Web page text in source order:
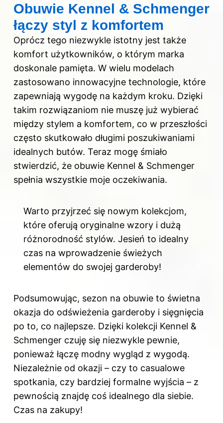
Obuwie Kennel & Schmenger
łączy styl z komfortem
Oprócz tego niezwykle istotny jest także
komfort użytkowników, o którym marka
doskonale pamięta. W wielu modelach
zastosowano innowacyjne technologie, które
zapewniają wygodę na każdym kroku. Dzięki
takim rozwiązaniom nie muszę już wybierać
między stylem a komfortem, co w przeszłości
często skutkowało długimi poszukiwaniami
idealnych butów. Teraz mogę śmiało
stwierdzić, że obuwie Kennel & Schmenger
spełnia wszystkie moje oczekiwania.
Warto przyjrzeć się nowym kolekcjom,
które oferują oryginalne wzory i dużą
różnorodność stylów. Jesień to idealny
czas na wprowadzenie świeżych
elementów do swojej garderoby!
Podsumowując, sezon na obuwie to świetna
okazja do odświeżenia garderoby i sięgnięcia
po to, co najlepsze. Dzięki kolekcji Kennel &
Schmenger czuję się niezwykle pewnie,
ponieważ łączę modny wygląd z wygodą.
Niezależnie od okazji – czy to casualowe
spotkania, czy bardziej formalne wyjścia – z
pewnością znajdę coś idealnego dla siebie.
Czas na zakupy!